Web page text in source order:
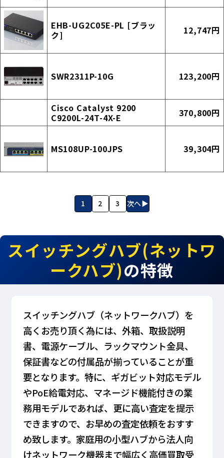
EHB-UG2C05E-PL [ブラッ
ク]
12,747円
SWR2311P-10G 123,200円
Cisco Catalyst 9200
C9200L-24T-4X-E
370,800円
MS108UP-100JPS 39,304円
1 2 3 次へ▶
スイッチングハブ(ネットワ
ークハブ)の特徴
スイッチングハブ（ネットワークハブ）を
高くお売り頂く為には、外箱、取扱説明
書、電源ケーブル、ラックマウント金具、
保証書などの付属品が揃っていることが重
要となります。特に、ギガビット対応モデル
やPoE給電対応、マネージド機能付きの業
務用モデルであれば、更に高い査定を提示
できますので、お早めの査定依頼をおすす
め致します。家庭用の小型ハブから法人向
けネットワーク機器まで幅広く高価買取受